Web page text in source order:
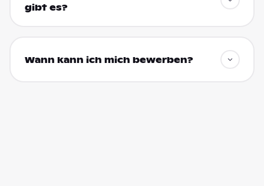
gibt es?
Wann kann ich mich bewerben?